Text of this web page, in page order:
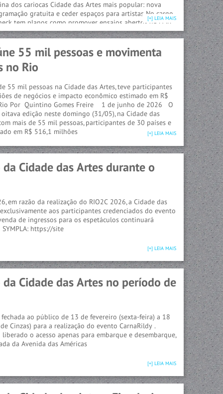
dos cariocas Cidade das Artes mais popular: nova
gratuita e ceder espaços para artistas No cargo
tem planos como promover ensaios abertos da OSB
ao circuito da ArtRio Reposicionamento . A palavra é a
Isabel Werneck para resumir o seu papel como
cargo que assumiu há três meses, substituindo a
Santa Cruz
[+] LEIA MAIS
55 mil pessoas e movimenta
no Rio
55 mil pessoas na Cidade das Artes, teve participantes
de negócios e impacto econômico estimado em R$
Por Quintino Gomes Freire 1 de junho de 2026 O
edição neste domingo (31/05), na Cidade das
mais de 55 mil pessoas, participantes de 30 países e
em R$ 516,1 milhões
[+] LEIA MAIS
Cidade das Artes durante o
em razão da realização do RIO2C 2026, a Cidade das
aos participantes credenciados do evento
de ingressos para os espetáculos continuará
https://site
[+] LEIA MAIS
Cidade das Artes no período de
ao público de 13 de fevereiro (sexta-feira) a 18
Cinzas) para a realização do evento CarnaRildy .
o acesso apenas para embarque e desembarque,
da Avenida das Américas
[+] LEIA MAIS